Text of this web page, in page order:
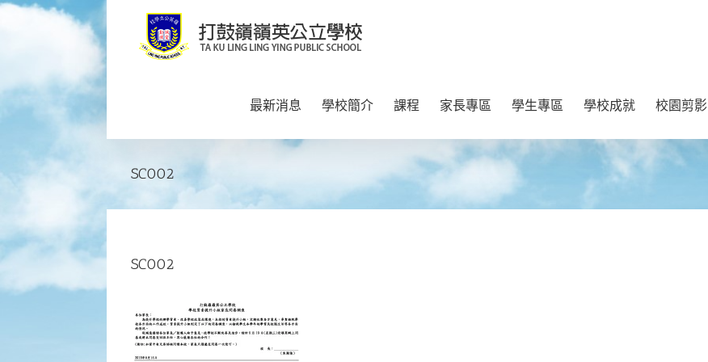
Skip
最新消息 學校簡介 課程 家長專區 學生專區 學校成就 校園剪影
SC002
SC002